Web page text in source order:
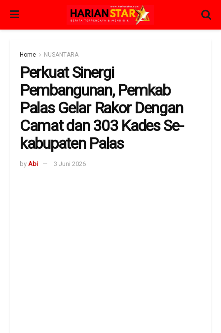
Home NUSANTARA
Perkuat Sinergi
Pembangunan, Pemkab
Palas Gelar Rakor Dengan
Camat dan 303 Kades Se-
kabupaten Palas
by Abi 3 Juni 2026